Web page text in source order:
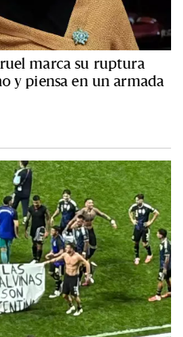
marca su ruptura
y piensa en un armada